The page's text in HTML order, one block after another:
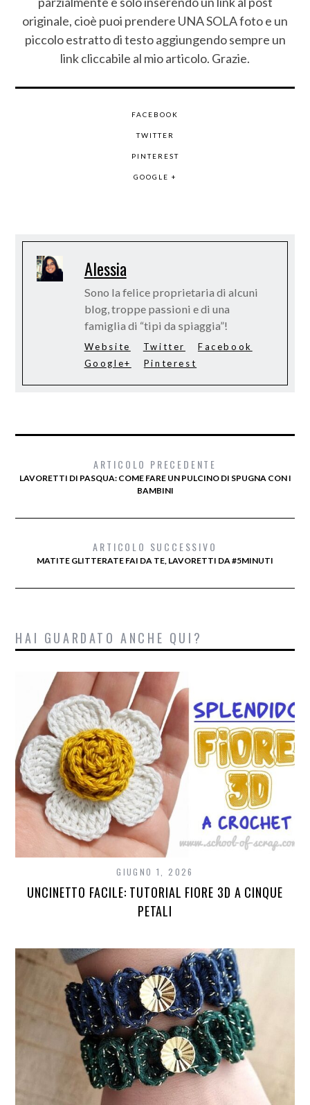
originale, cioè puoi prendere UNA SOLA foto e un
piccolo estratto di testo aggiungendo sempre un
link cliccabile al mio articolo. Grazie.
FACEBOOK
TWITTER
PINTEREST
GOOGLE +
Alessia
Sono la felice proprietaria di alcuni
blog, troppe passioni e di una
famiglia di “tipi da spiaggia”!
Website Twitter
Facebook
Google+
Pinterest
ARTICOLO PRECEDENTE
LAVORETTI DI PASQUA: COME FARE UN PULCINO DI SPUGNA CON I
BAMBINI
ARTICOLO SUCCESSIVO
MATITE GLITTERATE FAI DA TE, LAVORETTI DA #5MINUTI
HAI GUARDATO ANCHE QUI?
GIUGNO 1, 2026
UNCINETTO FACILE: TUTORIAL FIORE 3D A CINQUE
PETALI